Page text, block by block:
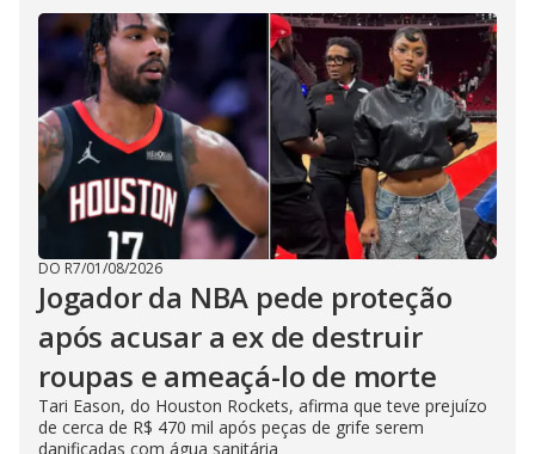
DO R7/01/08/2026
Jogador da NBA pede proteção
após acusar a ex de destruir
roupas e ameaçá-lo de morte
Tari Eason, do Houston Rockets, afirma que teve prejuízo
de cerca de R$ 470 mil após peças de grife serem
danificadas com água sanitária